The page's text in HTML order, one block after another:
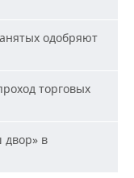
одобряют
торговых
двор» в